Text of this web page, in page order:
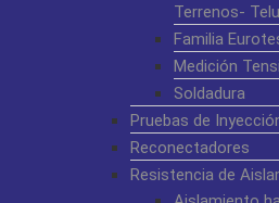
Terrenos-
Familia
Medición
Soldadura
Pruebas de
Reconectadores
Resistencia de